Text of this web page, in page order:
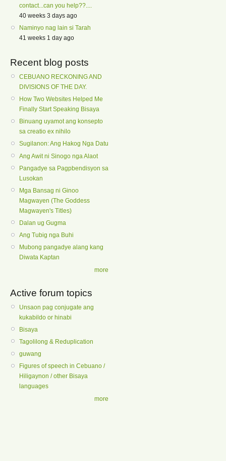
contact...can you help??....
40 weeks 3 days ago
Naminyo nag lain si Tarah
41 weeks 1 day ago
Recent blog posts
CEBUANO RECKONING AND
DIVISIONS OF THE DAY.
How Two Websites Helped Me
Finally Start Speaking Bisaya
Binuang uyamot ang konsepto
sa creatio ex nihilo
Sugilanon: Ang Hakog Nga Datu
Ang Awit ni Sinogo nga Alaot
Pangadye sa Pagpbendisyon sa
Lusokan
Mga Bansag ni Ginoo
Magwayen (The Goddess
Magwayen's Titles)
Dalan ug Gugma
Ang Tubig nga Buhi
Mubong pangadye alang kang
Diwata Kaptan
more
Active forum topics
Unsaon pag conjugate ang
kukabildo or hinabi
Bisaya
Tagolilong & Reduplication
guwang
Figures of speech in Cebuano /
Hiligaynon / other Bisaya
languages
more